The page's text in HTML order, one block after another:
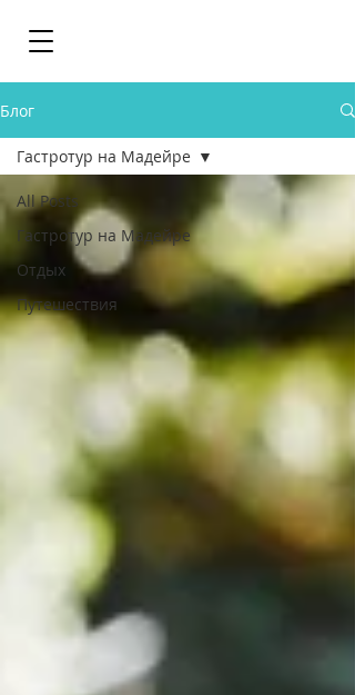
Блог
All Posts
Гастротур на Мадейре
Отдых
Путешествия
Гастротур на Мадейре